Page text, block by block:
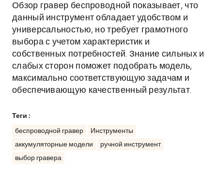
Обзор гравер беспроводной показывает, что
данный инструмент обладает удобством и
универсальностью, но требует грамотного
выбора с учетом характеристик и
собственных потребностей. Знание сильных и
слабых сторон поможет подобрать модель,
максимально соответствующую задачам и
обеспечивающую качественный результат.
Теги :
беспроводной гравер
Инструменты
аккумуляторные модели
ручной инструмент
выбор гравера